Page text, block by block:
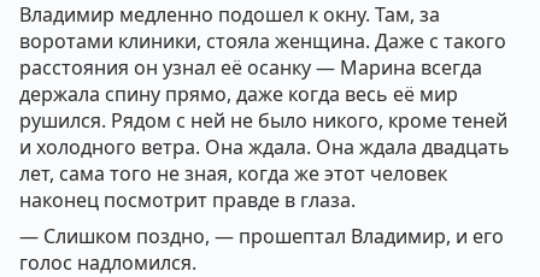
Владимир медленно подошел к окну. Там, за
воротами клиники, стояла женщина. Даже с такого
расстояния он узнал её осанку — Марина всегда
держала спину прямо, даже когда весь её мир
рушился. Рядом с ней не было никого, кроме теней
и холодного ветра. Она ждала. Она ждала двадцать
лет, сама того не зная, когда же этот человек
наконец посмотрит правде в глаза.
— Слишком поздно, — прошептал Владимир, и его
голос надломился.